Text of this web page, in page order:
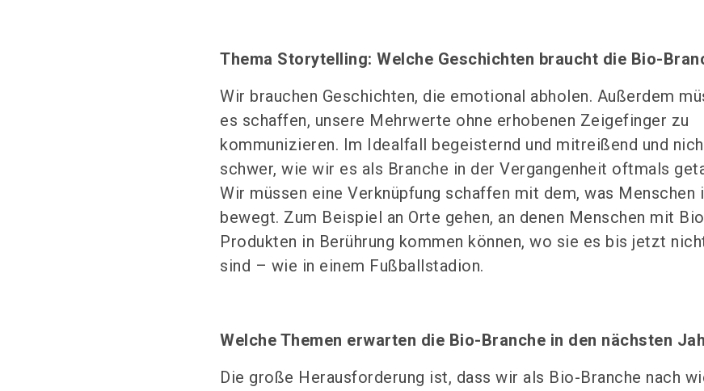
Thema Storytelling: Welche Geschichten braucht die Bio-
Wir brauchen Geschichten, die emotional abholen. Außerdem
es schaffen, unsere Mehrwerte ohne erhobenen Zeigefinger zu
kommunizieren. Im Idealfall begeisternd und mitreißend und
schwer, wie wir es als Branche in der Vergangenheit oftmals
Wir müssen eine Verknüpfung schaffen mit dem, was Menschen
bewegt. Zum Beispiel an Orte gehen, an denen Menschen mit
Produkten in Berührung kommen können, wo sie es bis jetzt
sind – wie in einem Fußballstadion.
Welche Themen erwarten die Bio-Branche in den nächsten
Die große Herausforderung ist, dass wir als Bio-Branche nach